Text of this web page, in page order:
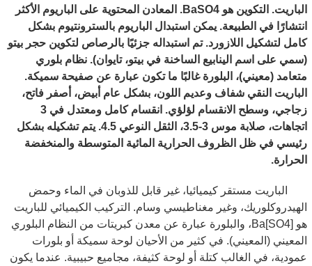
الباريت. التكوين هو BaSO4. المعادن المحتوية على الباريوم الأكثر
انتشارًا في الطبيعة. يمكن استبدال الباريوم بالسترونتيوم بشكل
كامل لتشكيل اللازورد. تم استبداله جزئيًا بالرصاص لتكوين حجر بيتو
(سمي على اسم الينابيع الساخنة في بيتو، تايوان). نظام بلوري
متعامد (معيني)، البلورة غالبًا ما تكون عبارة عن صفيحة سميكة.
الباريت النقي شفاف وعديم اللون، بشكل عام أبيض، أصفر فاتح،
زجاجي، وسطح الانقسام لؤلؤي. انقسام كامل ومعتدل في 3
اتجاهات، صلابة موس 3-3.5، الثقل النوعي 4.5. يتم تشكيله بشكل
رئيسي في ظل الظروف الحرارية المائية المتوسطة والمنخفضة
الحرارة.
الباريت مستقر كيميائيا، غير قابل للذوبان في الماء وحمض
الهيدروكلوريك، وغير مغناطيسي وسام. التركيب الكيميائي للباريت
هو Ba[SO4]، والبلورة عبارة عن معدن كبريتات من النظام البلوري
المعيني (المعيني). في كثير من الأحيان لوحة سميكة أو بلورات
عمودية، في الغالب كتلة أو لوحة كثيفة، مجاميع حبيبية. عندما يكون